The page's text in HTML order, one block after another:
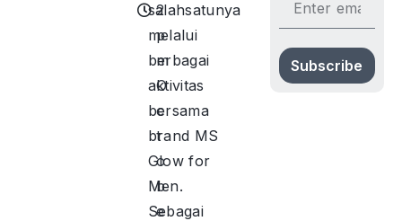
2
p
m
O
c
t
o
b
e
salahsatunya
melalui
berbagai
aktivitas
bersama
brand MS
Glow for
Men.
Sebagai
Subscribe